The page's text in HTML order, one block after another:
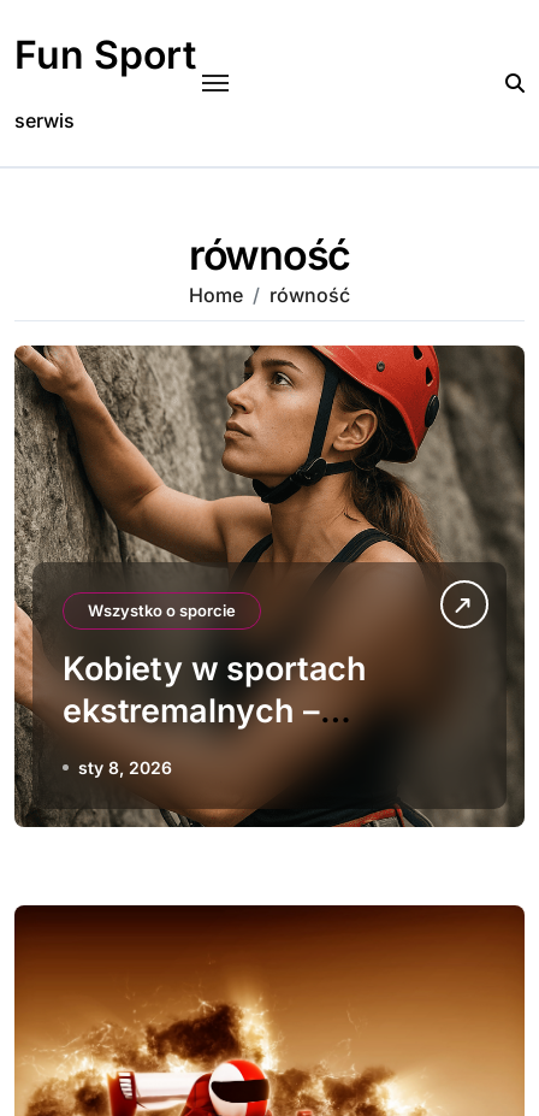
content
Fun Sport
serwis
równość
Home równość
Wszystko o sporcie
Kobiety w sportach
ekstremalnych –
przełamywanie
stereotypów
sty 8, 2026